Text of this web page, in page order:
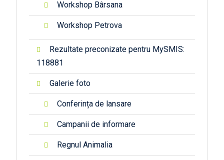
Workshop Bârsana
Workshop Petrova
Rezultate preconizate pentru MySMIS:
118881
Galerie foto
Conferința de lansare
Campanii de informare
Regnul Animalia